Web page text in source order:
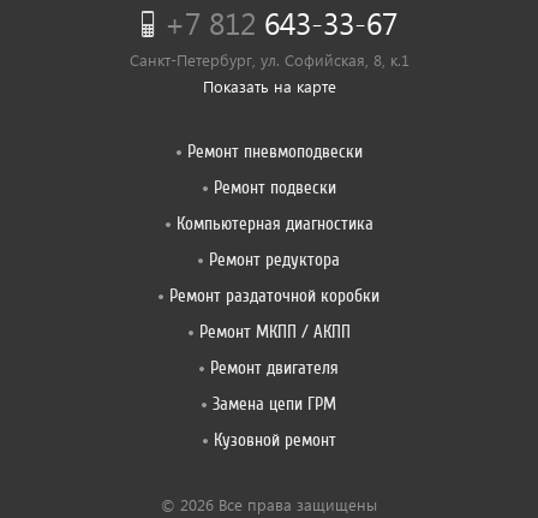
+7 812 643-33-67
Санкт-Петербург, ул. Софийская, 8, к.1
Показать на карте
Ремонт пневмоподвески
Ремонт подвески
Компьютерная диагностика
Ремонт редуктора
Ремонт раздаточной коробки
Ремонт МКПП / АКПП
Ремонт двигателя
Замена цепи ГРМ
Кузовной ремонт
© 2026 Все права защищены